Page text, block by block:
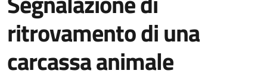
ritrovamento di una
carcassa animale